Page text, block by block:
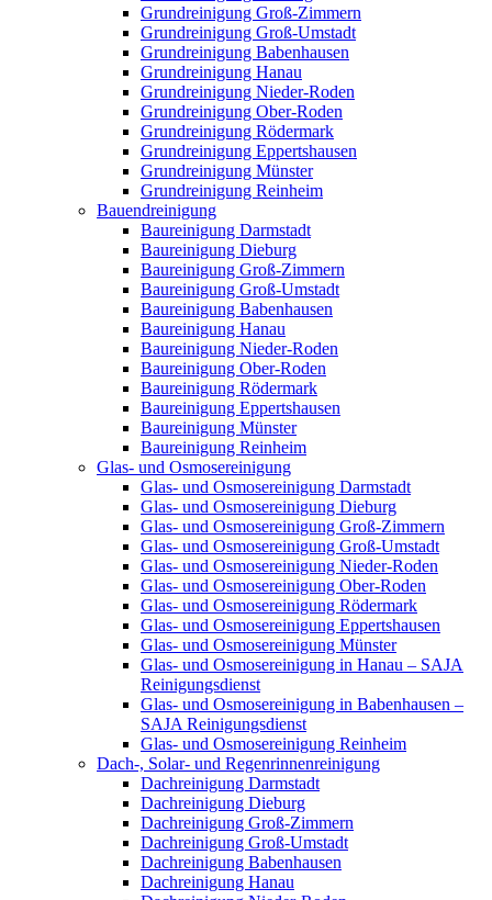
Grundreinigung Groß-Zimmern
Grundreinigung Groß-Umstadt
Grundreinigung Babenhausen
Grundreinigung Hanau
Grundreinigung Nieder-Roden
Grundreinigung Ober-Roden
Grundreinigung Rödermark
Grundreinigung Eppertshausen
Grundreinigung Münster
Grundreinigung Reinheim
Bauendreinigung
Baureinigung Darmstadt
Baureinigung Dieburg
Baureinigung Groß-Zimmern
Baureinigung Groß-Umstadt
Baureinigung Babenhausen
Baureinigung Hanau
Baureinigung Nieder-Roden
Baureinigung Ober-Roden
Baureinigung Rödermark
Baureinigung Eppertshausen
Baureinigung Münster
Baureinigung Reinheim
Glas- und Osmosereinigung
Glas- und Osmosereinigung Darmstadt
Glas- und Osmosereinigung Dieburg
Glas- und Osmosereinigung Groß-Zimmern
Glas- und Osmosereinigung Groß-Umstadt
Glas- und Osmosereinigung Nieder-Roden
Glas- und Osmosereinigung Ober-Roden
Glas- und Osmosereinigung Rödermark
Glas- und Osmosereinigung Eppertshausen
Glas- und Osmosereinigung Münster
Glas- und Osmosereinigung in Hanau – SAJA
Reinigungsdienst
Glas- und Osmosereinigung in Babenhausen –
SAJA Reinigungsdienst
Glas- und Osmosereinigung Reinheim
Dach-, Solar- und Regenrinnenreinigung
Dachreinigung Darmstadt
Dachreinigung Dieburg
Dachreinigung Groß-Zimmern
Dachreinigung Groß-Umstadt
Dachreinigung Babenhausen
Dachreinigung Hanau